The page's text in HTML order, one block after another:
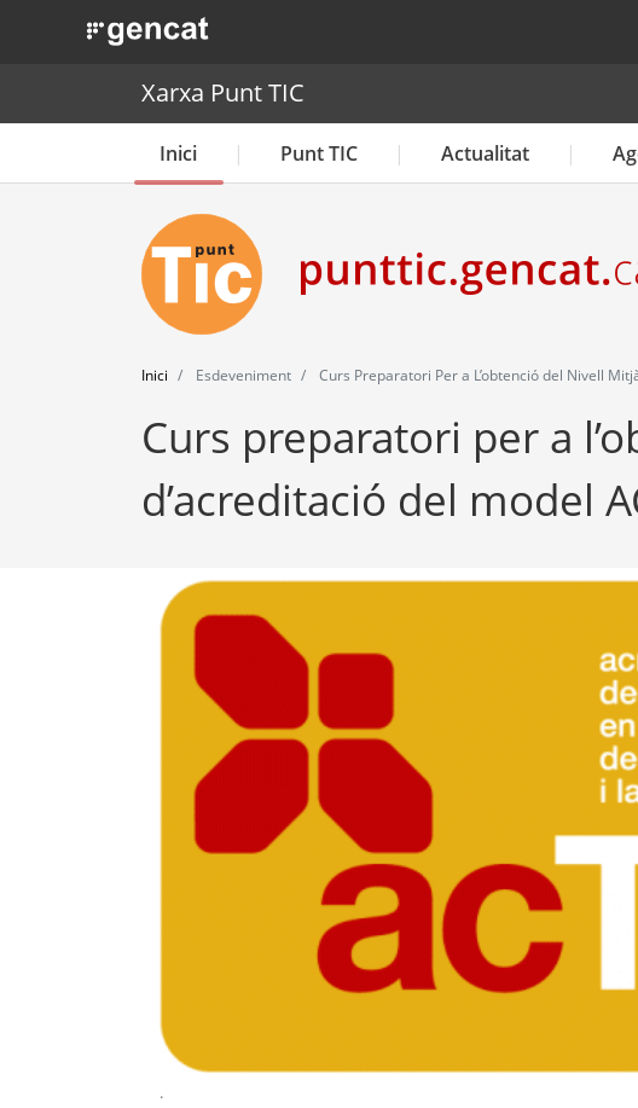
. Obre en una nova finestra.
Xarxa Punt TIC
Inici Punt TIC Actualitat
Inici Esdeveniment Curs Preparatori Per a L’obtenció del Nivell
Curs preparatori per a
d’acreditació del model
.